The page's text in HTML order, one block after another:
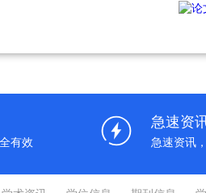
有效
急速资
急速资讯